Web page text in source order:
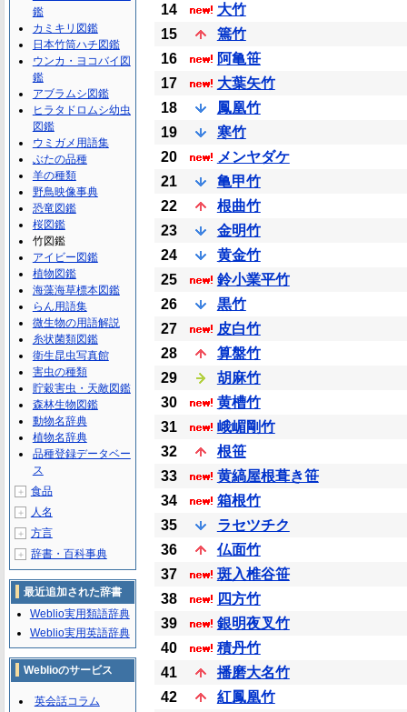
14
大竹
15
篶竹
16
阿亀笹
17
大葉矢竹
18
鳳凰竹
19
寒竹
20
メンヤダケ
21
亀甲竹
22
根曲竹
23
金明竹
24
黄金竹
25
鈴小業平竹
26
黒竹
27
皮白竹
28
算盤竹
29
胡麻竹
30
黄槽竹
31
峨嵋剛竹
32
根笹
33
黄縞屋根葺き笹
34
箱根竹
35
ラセツチク
36
仏面竹
37
斑入椎谷笹
38
四方竹
39
銀明夜叉竹
40
積丹竹
41
播磨大名竹
42
紅鳳凰竹
鑑
カミキリ図鑑
日本竹筒ハチ図鑑
ウンカ・ヨコバイ図
鑑
アブラムシ図鑑
ヒラタドロムシ幼虫
図鑑
ウミガメ用語集
ぶたの品種
羊の種類
野鳥映像事典
恐竜図鑑
桜図鑑
竹図鑑
アイビー図鑑
植物図鑑
海藻海草標本図鑑
らん用語集
微生物の用語解説
糸状菌類図鑑
衛生昆虫写真館
害虫の種類
貯穀害虫・天敵図鑑
森林生物図鑑
動物名辞典
植物名辞典
品種登録データベー
ス
＋ 食品
＋ 人名
＋ 方言
＋ 辞書・百科事典
最近追加された辞書
Weblio実用類語辞典
Weblio実用英語辞典
Weblioのサービス
英会話コラム